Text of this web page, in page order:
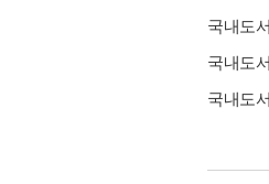
국내도
국내도
국내도